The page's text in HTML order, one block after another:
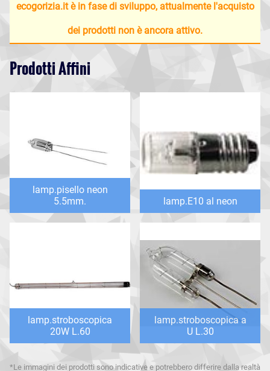
ecogorizia.it è in fase di sviluppo, attualmente l'acquisto
dei prodotti non è ancora attivo.
Prodotti Affini
lamp.pisello neon
5.5mm.
lamp.E10 al neon
lamp.stroboscopica
20W L.60
lamp.stroboscopica a
U L.30
*Le immagini dei prodotti sono indicative e potrebbero differire dalla realtà